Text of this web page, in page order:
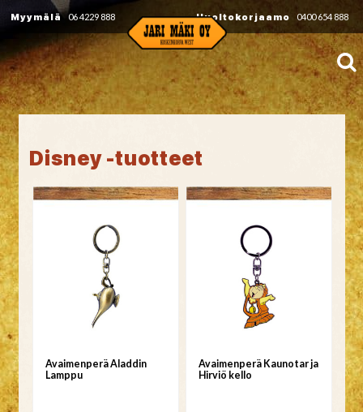
Myymälä 06 4229 888 Huoltokorjaamo 0400 654 888
Disney -tuotteet
Avaimenperä Aladdin
Lamppu
Avaimenperä Kaunotar ja
Hirviö kello